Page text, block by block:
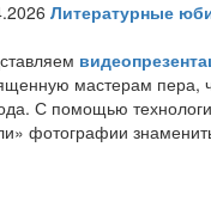
Литературные
мастерам пера,
С помощью
фотографии